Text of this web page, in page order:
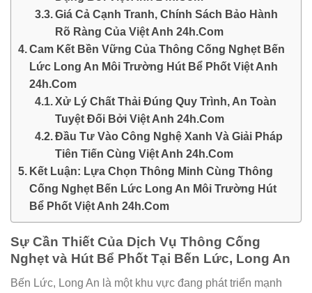
Giá Cả Cạnh Tranh, Chính Sách Bảo Hành
Rõ Ràng Của Việt Anh 24h.Com
Cam Kết Bền Vững Của Thông Cống Nghẹt Bến
Lức Long An Môi Trường Hút Bể Phốt Việt Anh
24h.Com
Xử Lý Chất Thải Đúng Quy Trình, An Toàn
Tuyệt Đối Bởi Việt Anh 24h.Com
Đầu Tư Vào Công Nghệ Xanh Và Giải Pháp
Tiên Tiến Cùng Việt Anh 24h.Com
Kết Luận: Lựa Chọn Thông Minh Cùng Thông
Cống Nghẹt Bến Lức Long An Môi Trường Hút
Bể Phốt Việt Anh 24h.Com
Sự Cần Thiết Của Dịch Vụ Thông Cống
Nghẹt và Hút Bể Phốt Tại Bến Lức, Long An
Bến Lức, Long An là một khu vực đang phát triển mạnh